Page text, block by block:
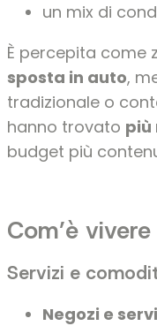
un mix di
È percepita come
sposta in auto,
tradizionale o
hanno trovato più
budget più
Com’è
Servizi e
Negozi e